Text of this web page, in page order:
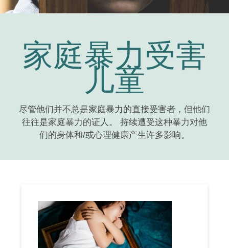
家庭暴力受害
儿童
尽管他们并不总是家庭暴力的直接受害者，但他们
往往是家庭暴力的证人。 持续遭受这种暴力对他
们的身体和/或心理健康产生许多影响。